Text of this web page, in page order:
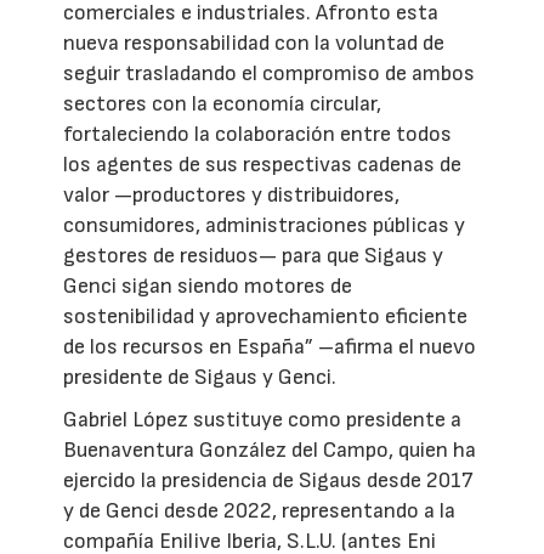
comerciales e industriales. Afronto esta
nueva responsabilidad con la voluntad de
seguir trasladando el compromiso de ambos
sectores con la economía circular,
fortaleciendo la colaboración entre todos
los agentes de sus respectivas cadenas de
valor —productores y distribuidores,
consumidores, administraciones públicas y
gestores de residuos— para que Sigaus y
Genci sigan siendo motores de
sostenibilidad y aprovechamiento eficiente
de los recursos en España” –afirma el nuevo
presidente de Sigaus y Genci.
Gabriel López sustituye como presidente a
Buenaventura González del Campo, quien ha
ejercido la presidencia de Sigaus desde 2017
y de Genci desde 2022, representando a la
compañía Enilive Iberia, S.L.U. (antes Eni